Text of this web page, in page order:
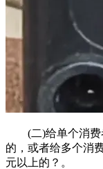
(二)给单个消费
的，或者给多个消
元以上的？。